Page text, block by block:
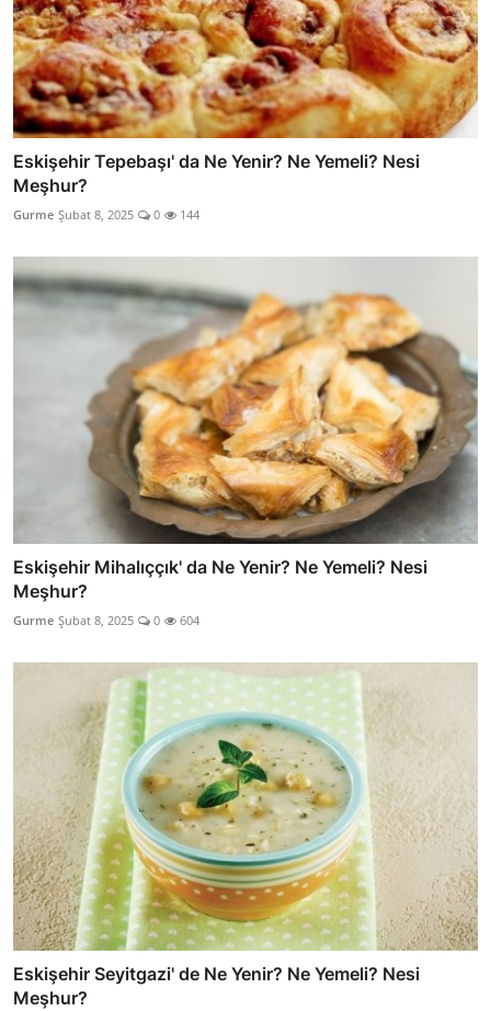
Eskişehir Tepebaşı' da Ne Yenir? Ne Yemeli? Nesi
Meşhur?
Gurme Şubat 8, 2025 0 144
Eskişehir Mihalıççık' da Ne Yenir? Ne Yemeli? Nesi
Meşhur?
Gurme Şubat 8, 2025 0 604
Eskişehir Seyitgazi' de Ne Yenir? Ne Yemeli? Nesi
Meşhur?